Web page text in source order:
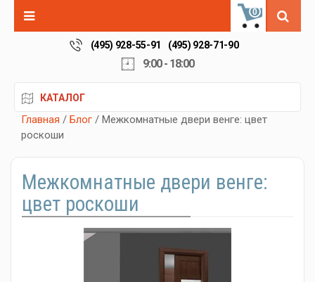
0
(495) 928-55-91 (495) 928-71-90
9:00 - 18:00
КАТАЛОГ
Главная / Блог / Межкомнатные двери венге: цвет
роскоши
Межкомнатные двери венге:
цвет роскоши